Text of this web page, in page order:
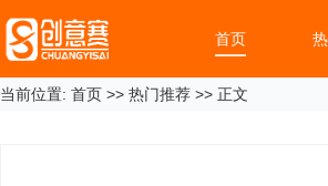
首页
当前位置: 首页 >> 热门推荐 >> 正文